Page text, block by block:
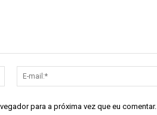
Nome:*
para a próxima vez que eu comentar.